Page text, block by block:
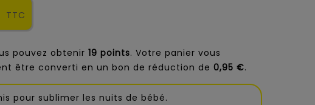
TTC
pouvez obtenir 19 points. Votre panier vous
être converti en un bon de réduction de 0,95 €.
pour sublimer les nuits de bébé.